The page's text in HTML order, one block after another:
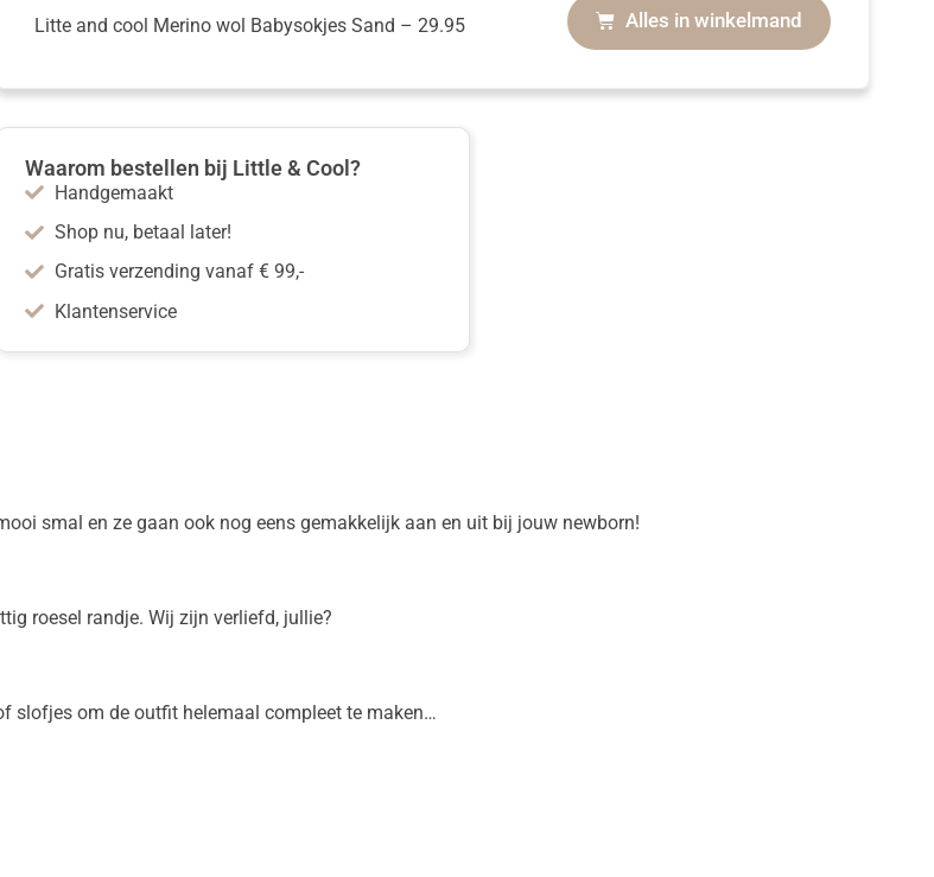
Alles in winkelmand
Litte and cool Merino wol Babysokjes Sand – 29.95
Waarom bestellen bij Little & Cool?
Handgemaakt
Shop nu, betaal later!
Gratis verzending vanaf € 99,-
Klantenservice
smal en ze gaan ook nog eens gemakkelijk aan en uit bij jouw newborn!
roesel randje. Wij zijn verliefd, jullie?
slofjes om de outfit helemaal compleet te maken…